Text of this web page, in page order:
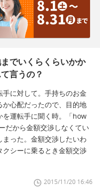
でいくらくらいかか
言うの？
に対して。手持ちのお金
心配だったので、目的地
を運転手に聞く時。「how
だから金額交渉しなくてい
った。金額交渉したいわ
シーに乗るとき金額交渉
2015/11/20 16:46